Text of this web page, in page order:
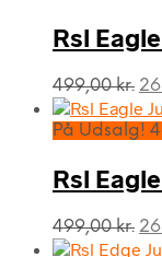
Rsl
499,00kr.
På Udsalg!
Rsl
499,00kr.